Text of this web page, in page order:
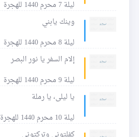
ليلة 7 محرم 1440 للهجرة
وينك يابني
ليلة 8 محرم 1440 للهجرة
إلام السفر يا نور البصر
ليلة 9 محرم 1440 للهجرة
يا ليلى، يا رملة
ليلة 10 محرم 1440 للهجرة